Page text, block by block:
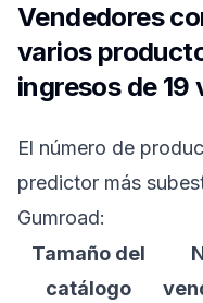
Vendedores
varios
ingresos de 19
El número de
predictor más
Gumroad:
Tamaño del
catálogo